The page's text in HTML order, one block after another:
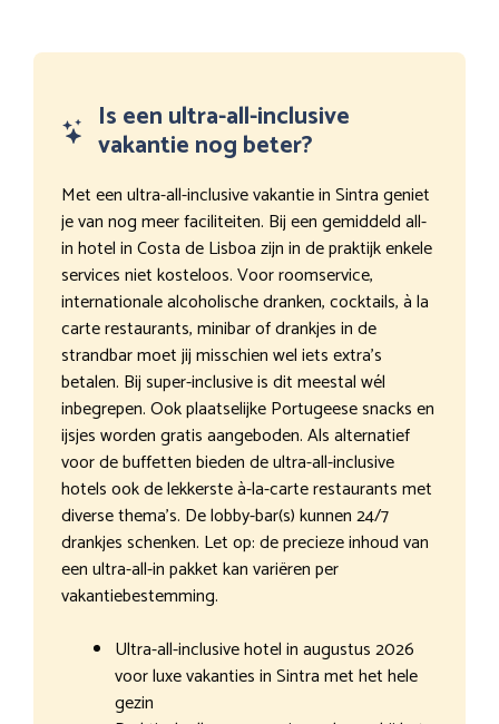
Is een ultra-all-inclusive
vakantie nog beter?
Met een ultra-all-inclusive vakantie in Sintra geniet
je van nog meer faciliteiten. Bij een gemiddeld all-
in hotel in Costa de Lisboa zijn in de praktijk enkele
services niet kosteloos. Voor roomservice,
internationale alcoholische dranken, cocktails, à la
carte restaurants, minibar of drankjes in de
strandbar moet jij misschien wel iets extra’s
betalen. Bij super-inclusive is dit meestal wél
inbegrepen. Ook plaatselijke Portugeese snacks en
ijsjes worden gratis aangeboden. Als alternatief
voor de buffetten bieden de ultra-all-inclusive
hotels ook de lekkerste à-la-carte restaurants met
diverse thema’s. De lobby-bar(s) kunnen 24/7
drankjes schenken. Let op: de precieze inhoud van
een ultra-all-in pakket kan variëren per
vakantiebestemming.
Ultra-all-inclusive hotel in augustus 2026
voor luxe vakanties in Sintra met het hele
gezin